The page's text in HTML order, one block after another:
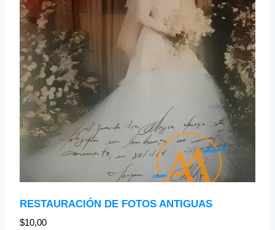
RESTAURACIÓN DE FOTOS ANTIGUAS
$10,00